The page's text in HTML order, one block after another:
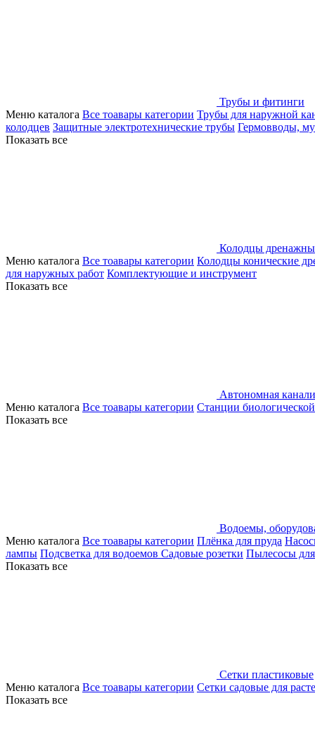
Трубы и фитинги
Меню каталога Все тоавары категории Трубы для наружной
колодцев Защитные электротехнические трубы Гермовводы,
Показать все
Колодцы
Меню каталога Все тоавары категории Колодцы конические
для наружных работ Комплектующие и инструмент
Показать все
Автономная
Меню каталога Все тоавары категории Станции
Показать все
Водоемы,
Меню каталога Все тоавары категории Плёнка для пруда
лампы Подсветка для водоемов Садовые розетки Пылесосы
Показать все
Сетки пластиковые
Меню каталога Все тоавары категории Сетки садовые для
Показать все